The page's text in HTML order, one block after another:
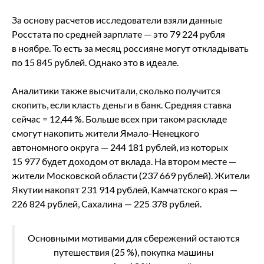
За основу расчетов исследователи взяли данные
Росстата по средней зарплате — это 79 224 рубля
в ноябре. То есть за месяц россияне могут откладывать
по 15 845 рублей. Однако это в идеале.
Аналитики также высчитали, сколько получится
скопить, если класть деньги в банк. Средняя ставка
сейчас = 12,44 %. Больше всех при таком раскладе
смогут накопить жители Ямало-Ненецкого
автономного округа — 244 181 рублей, из которых
15 977 будет доходом от вклада. На втором месте —
жители Московской области (237 669 рублей). Жители
Якутии накопят 231 914 рублей, Камчатского края —
226 824 рублей, Сахалина — 225 378 рублей.
Основными мотивами для сбережений остаются
путешествия (25 %), покупка машины